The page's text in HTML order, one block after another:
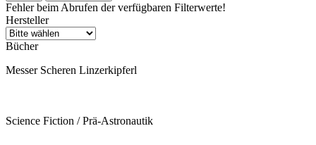
Fehler beim Abrufen der verfügbaren Filterwerte!
Hersteller
Bücher
Messer Scheren Linzerkipferl
Science Fiction / Prä-Astronautik